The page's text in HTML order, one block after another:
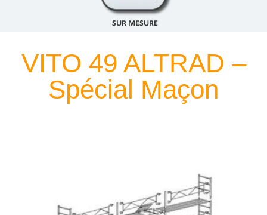
VITO 49 ALTRAD –
Spécial Maçon